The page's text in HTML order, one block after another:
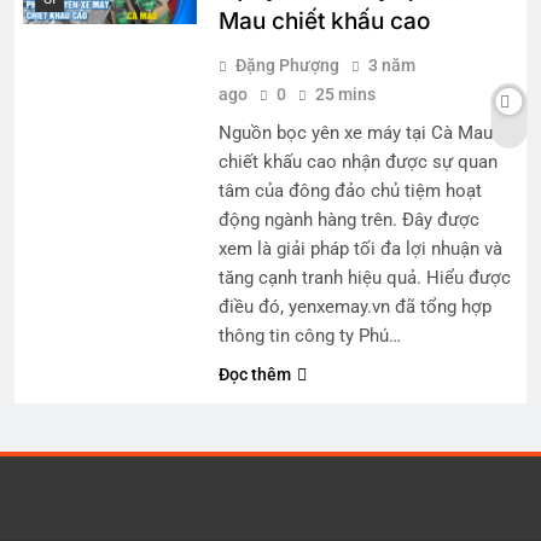
Mau chiết khấu cao
Đặng Phượng
3 năm
ago
0 25 mins
Nguồn bọc yên xe máy tại Cà Mau
chiết khấu cao nhận được sự quan
tâm của đông đảo chủ tiệm hoạt
động ngành hàng trên. Đây được
xem là giải pháp tối đa lợi nhuận và
tăng cạnh tranh hiệu quả. Hiểu được
điều đó, yenxemay.vn đã tổng hợp
thông tin công ty Phú…
Đọc thêm